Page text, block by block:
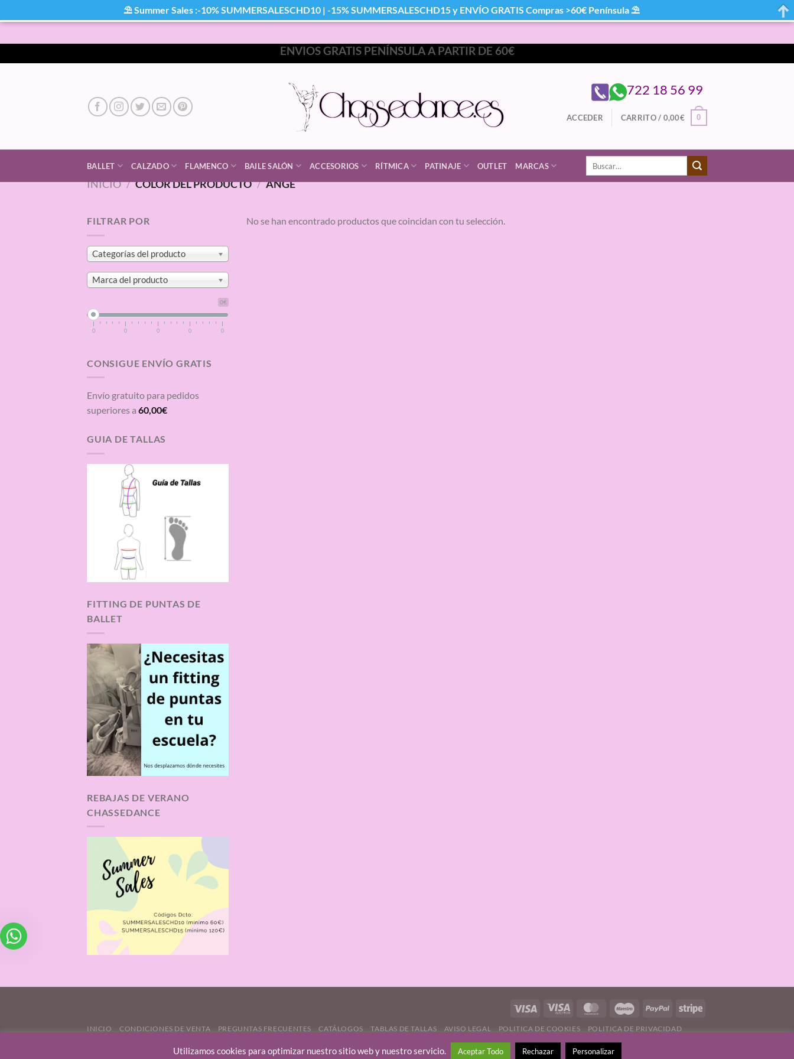
al
ENVIOS GRATIS PENÍNSULA A PARTIR DE 60€
722 18 56 99
ACCEDER CARRITO / 0,00€ 0
BALLET CALZADO FLAMENCO BAILE SALÓN ACCESORIOS RÍTMICA PATINAJE OUTLET MARCAS
Buscar
INICIO / COLOR DEL PRODUCTO / ANGE
FILTRAR POR
Categorías del producto
Marca del producto
0€
0 0 0 0 0
CONSIGUE ENVÍO GRATIS
Envío gratuito para pedidos
superiores a 60,00€
GUIA DE TALLAS
FITTING DE PUNTAS DE
BALLET
REBAJAS DE VERANO
CHASSEDANCE
No se han encontrado productos que coincidan con tu selección.
INICIO CONDICIONES DE VENTA PREGUNTAS FRECUENTES CATÁLOGOS TABLAS DE TALLAS AVISO LEGAL POLITICA DE COOKIES
POLITICA DE PRIVACIDAD
CÓMO SELECCIONAMOS PRODUCTOS|DERECHO DE DESISTIMIENTO |FORMULARIO DE DESISTIMIENTO
Utilizamos cookies para optimizar nuestro sitio web y nuestro servicio. Aceptar Todo Rechazar Personalizar
⛱ Summer Sales :-10% SUMMERSALESCHD10 | -15% SUMMERSALESCHD15 y ENVÍO GRATIS Compras >60€ Península ⛱